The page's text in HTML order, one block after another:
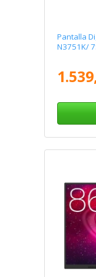
Pantalla
N3751K/